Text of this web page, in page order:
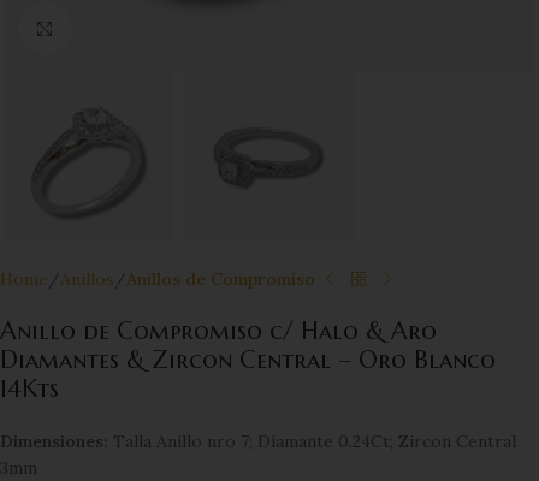
Home Anillos Anillos de Compromiso
Anillo de Compromiso c/ Halo & Aro
Diamantes & Zircon Central – Oro Blanco
14Kts
Dimensiones: Talla Anillo nro 7; Diamante 0.24Ct; Zircon Central
3mm